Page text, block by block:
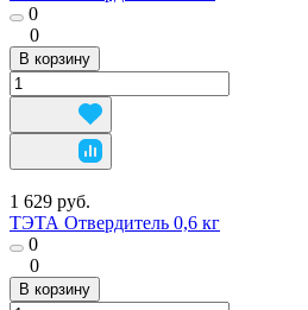
0
0
В корзину
1 629 руб.
ТЭТА Отвердитель 0,6 кг
0
0
В корзину